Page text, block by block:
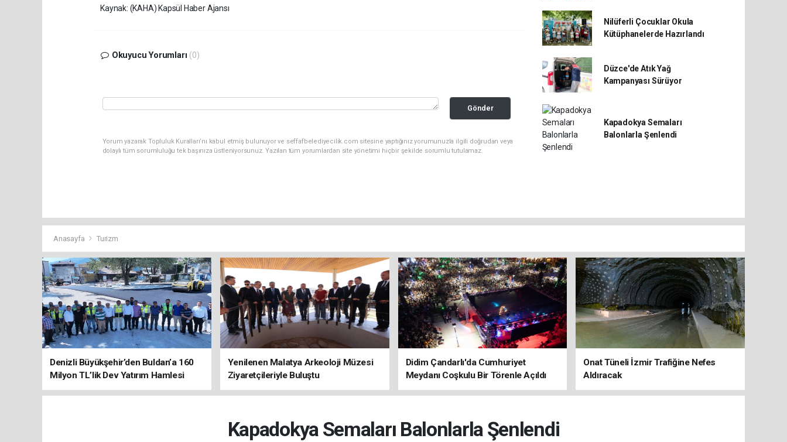
Kaynak: (KAHA) Kapsül Haber Ajansı
Okuyucu Yorumları (0)
Gönder
Yorum yazarak Topluluk Kuralları’nı kabul etmiş bulunuyor ve seffafbelediyecilik.com sitesine yaptığınız yorumunuzla ilgili doğrudan veya
dolaylı tüm sorumluluğu tek başınıza üstleniyorsunuz. Yazılan tüm yorumlardan site yönetimi hiçbir şekilde sorumlu tutulamaz.
Nilüferli Çocuklar Okula
Kütüphanelerde Hazırlandı
Düzce'de Atık Yağ
Kampanyası Sürüyor
Kapadokya Semaları
Balonlarla Şenlendi
Anasayfa Turizm
Denizli Büyükşehir’den Buldan’a 160
Milyon TL’lik Dev Yatırım Hamlesi
Yenilenen Malatya Arkeoloji Müzesi
Ziyaretçileriyle Buluştu
Didim Çandarlı'da Cumhuriyet
Meydanı Coşkulu Bir Törenle Açıldı
Onat Tüneli İzmir Trafiğine Nefes
Aldıracak
Kapadokya Semaları Balonlarla Şenlendi